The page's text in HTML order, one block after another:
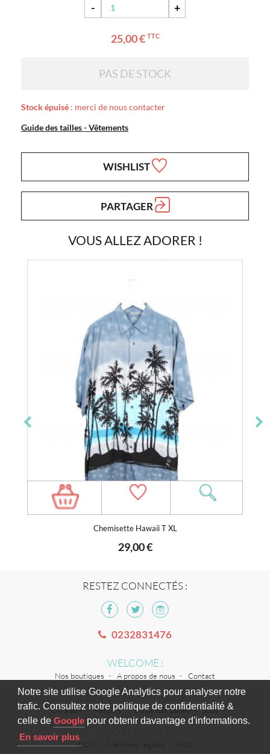
Notre site utilise Google Analytics pour analyser notre
trafic. Consultez notre politique de confidentialité &
celle de Googlepour obtenir davantage d'informations.
En savoir plus
- +
25,00 € TTC
PAS DE STOCK
Stock épuisé : merci de nous contacter
Guide des tailles - Vêtements
WISHLIST
PARTAGER
VOUS ALLEZ ADORER !
Chemisette Hawaii T XL
29,00 €
RESTEZ CONNECTÉS :
0232831476
WELCOME :
Nos boutiques A propos de nous Contact
LES + DE TILT VINTAGE :
Livraison Retours Guide des tailles Jobs
CGV